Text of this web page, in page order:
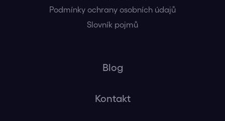
Podmínky ochrany osobních údajů
Slovník pojmů
Blog
Kontakt